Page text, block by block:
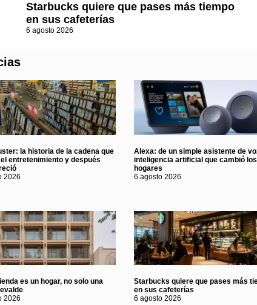
Starbucks quiere que pases más tiempo
en sus cafeterías
6 agosto 2026
la historia de la cadena que
entretenimiento y después
2026
Alexa: de un simple asistente de
inteligencia artificial que cambió los
hogares
6 agosto 2026
es un hogar, no solo una
2026
Starbucks quiere que pases más
en sus cafeterías
6 agosto 2026